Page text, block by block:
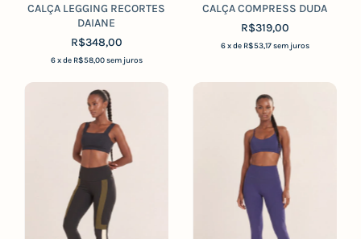
CALÇA LEGGING RECORTES
DAIANE
R$348,00
6 x de R$58,00 sem juros
CALÇA COMPRESS DUDA
R$319,00
6 x de R$53,17 sem juros